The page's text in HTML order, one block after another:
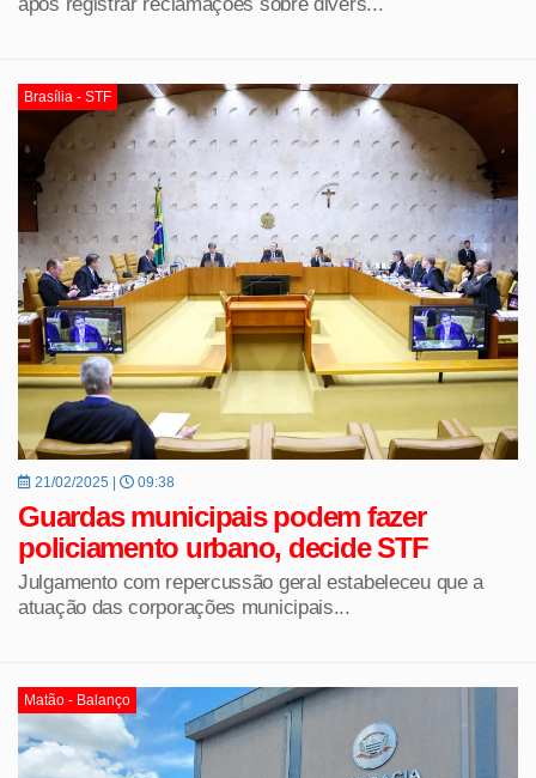
Brasília - STF
21/02/2025 | 09:38
Guardas municipais podem fazer
policiamento urbano, decide STF
Julgamento com repercussão geral estabeleceu que a
atuação das corporações municipais...
Matão - Balanço